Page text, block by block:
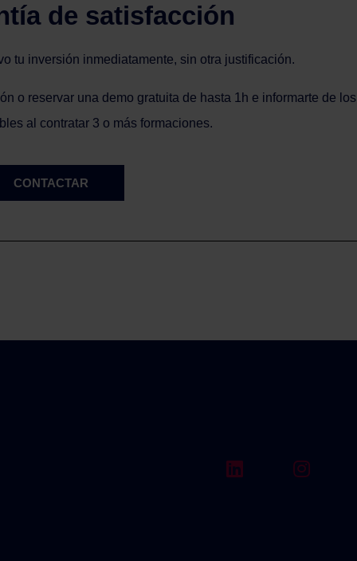
de satisfacción
tu inversión inmediatamente, sin otra justificación.
o reservar una demo gratuita de hasta 1h e informarte de los
al contratar 3 o más formaciones.
CONTACTAR